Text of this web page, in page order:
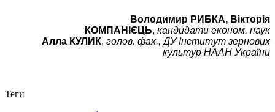
Володимир РИБКА, Вікторія
КОМПАНІЄЦЬ, кандидати економ. наук
Алла КУЛИК, голов. фах.,ДУ Інститут зернових
культур НААН України
Теги